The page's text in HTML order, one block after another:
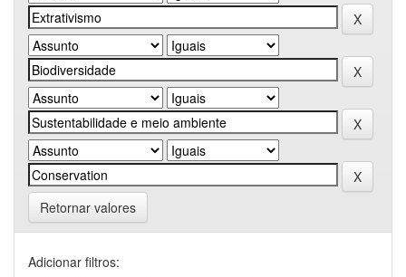
Retornar valores
Adicionar filtros: